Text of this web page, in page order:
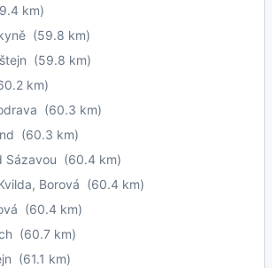
km)
(59.8 km)
(59.8 km)
km)
(60.3 km)
(60.3 km)
Sázavou (60.4 km)
Borová (60.4 km)
(60.4 km)
(60.7 km)
(61.1 km)